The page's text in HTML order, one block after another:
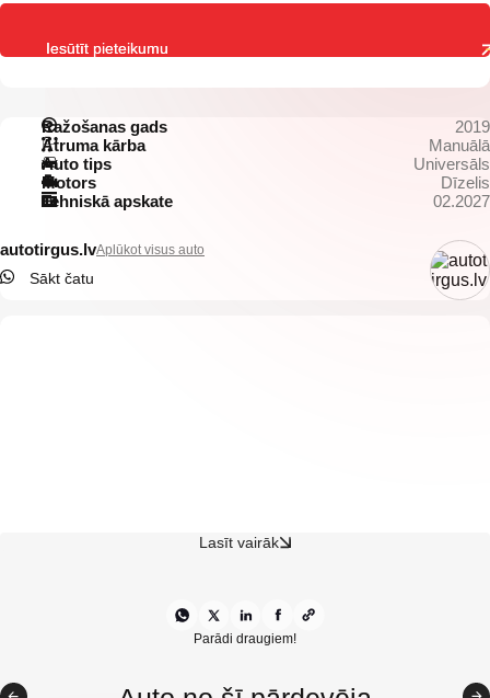
Ražošanas gads
2019
Ātruma kārba
Manuālā
Auto tips
Universāls
Motors
Dīzelis
Tehniskā apskate
02.2027
autotirgus.lvAplūkot visus auto
Sākt čatu
ekonomisks un ietilpīgs auto, kas lieliski piemērots gan
ikdienas braucieniem, gan garākiem pārbraucieniem. Šis
komplektāciju un patīkamu braukšanas komfortu, padarot to par
Lasīt vairāk
Parādi draugiem!